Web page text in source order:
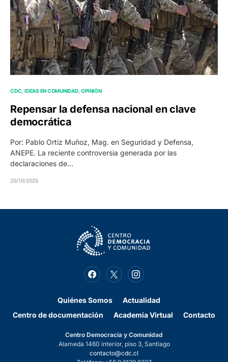
CDC IDEAS EN COMUNIDAD OPINIÓN
Repensar la defensa nacional en clave
democrática
Por: Pablo Ortiz Muñoz, Mag. en Seguridad y Defensa,
ANEPE. La reciente controversia generada por las
declaraciones de…
20/10/2025
Quiénes Somos
Actualidad
Centro de documentación
Academia Virtual Contacto
Centro Democracia y Comunidad
Alameda 1460 interior, piso 3, Santiago
contacto@cdc.cl